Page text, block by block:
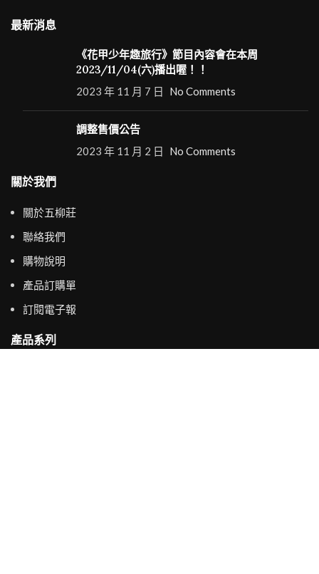
最新消息
《花甲少年趣旅行》節目內容會在本周
2023/11/04(六)播出喔！！
2023 年 11 月 7 日 No Comments
調整售價公告
2023 年 11 月 2 日 No Comments
關於我們
關於五柳莊
聯絡我們
購物說明
產品訂購單
訂閱電子報
產品系列